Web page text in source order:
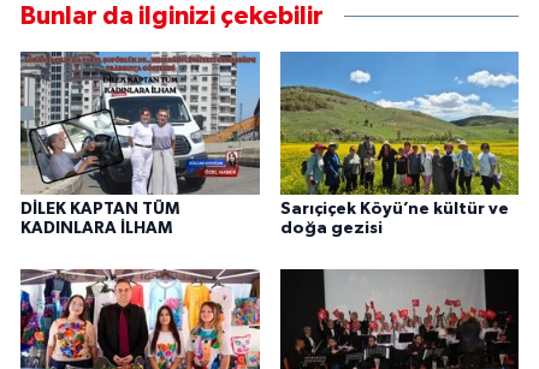
Bunlar da ilginizi çekebilir
DİLEK KAPTAN TÜM
KADINLARA İLHAM
Sarıçiçek Köyü’ne kültür ve
doğa gezisi